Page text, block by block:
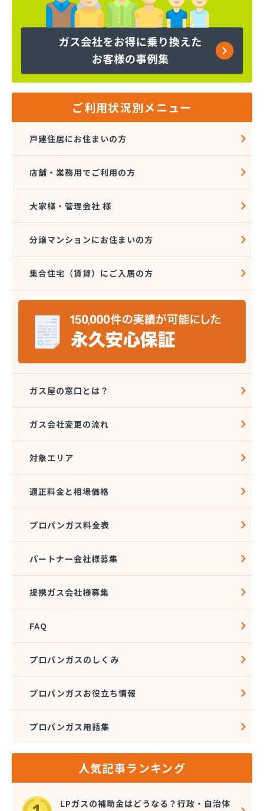
ご利用状況別メニュー
戸建住居にお住まいの方
店舗・業務用でご利用の方
大家様・管理会社 様
分譲マンションにお住まいの方
集合住宅（賃貸）にご入居の方
ガス屋の窓口とは？
ガス会社変更の流れ
対象エリア
適正料金と相場価格
プロパンガス料金表
パートナー会社様募集
提携ガス会社様募集
FAQ
プロパンガスのしくみ
プロパンガスお役立ち情報
プロパンガス用語集
人気記事ランキング
LPガスの補助金はどうなる？行政・自治体